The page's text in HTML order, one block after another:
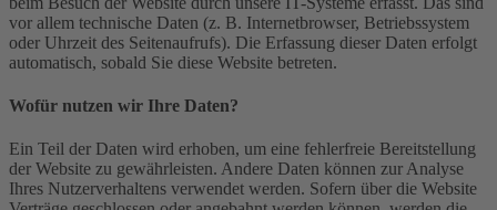
vor allem technische Daten (z. B. Internetbrowser, Betriebssystem
oder Uhrzeit des Seitenaufrufs). Die Erfassung dieser Daten erfolgt
automatisch, sobald Sie diese Website betreten.
Wofür nutzen wir Ihre Daten?
Ein Teil der Daten wird erhoben, um eine fehlerfreie Bereitstellung
der Website zu gewährleisten. Andere Daten können zur Analyse
Ihres Nutzerverhaltens verwendet werden. Sofern über die Website